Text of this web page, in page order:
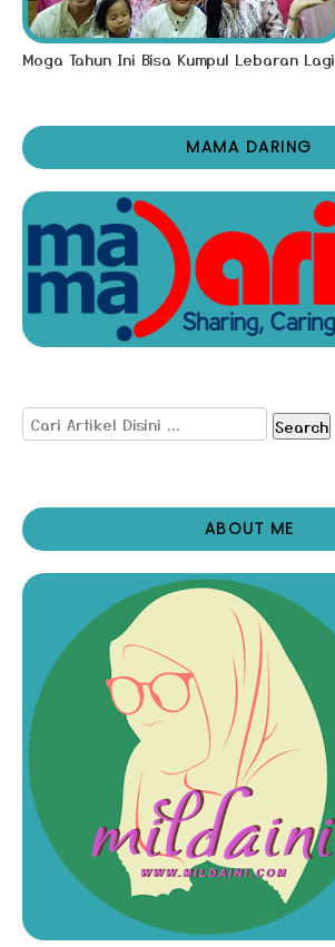
Moga Tahun Ini Bisa Kumpul Lebaran Lagi
MAMA DARING
Search
ABOUT ME